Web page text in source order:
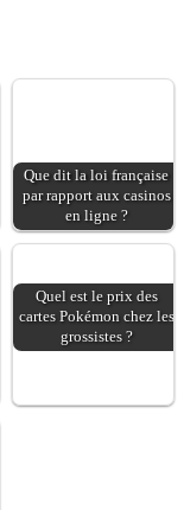
Que dit la loi française
par rapport aux casinos
en ligne ?
Quel est le prix des
cartes Pokémon chez les
grossistes ?